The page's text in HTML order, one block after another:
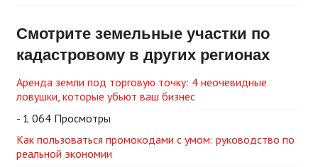
Смотрите земельные участки по
кадастровому в других регионах
Аренда земли под торговую точку: 4 неочевидные
ловушки, которые убьют ваш бизнес
- 1 064 Просмотры
Как пользоваться промокодами с умом: руководство по
реальной экономии